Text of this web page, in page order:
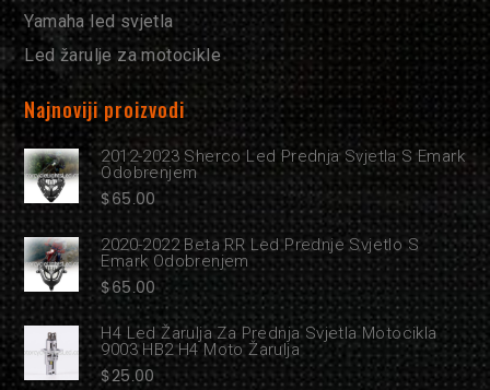
Yamaha led svjetla
Led žarulje za motocikle
Najnoviji proizvodi
2012-2023 Sherco Led Prednja Svjetla S Emark
Odobrenjem
$65.00
2020-2022 Beta RR Led Prednje Svjetlo S
Emark Odobrenjem
$65.00
H4 Led Žarulja Za Prednja Svjetla Motocikla
9003 HB2 H4 Moto Žarulja
$25.00